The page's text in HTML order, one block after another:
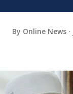
By Online News